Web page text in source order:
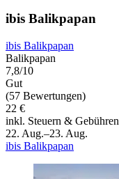
ibis Balikpapan
ibis Balikpapan
Balikpapan
7,8/10
Gut
(57 Bewertungen)
22 €
inkl. Steuern & Gebühren
22. Aug.–23. Aug.
ibis Balikpapan